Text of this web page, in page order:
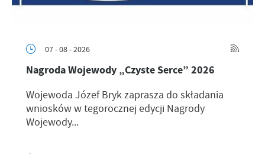
07 - 08 - 2026
Nagroda Wojewody „Czyste Serce” 2026
Wojewoda Józef Bryk zaprasza do składania
wniosków w tegorocznej edycji Nagrody
Wojewody...